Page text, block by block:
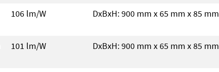
106 lm/W DxBxH: 900 mm x 65 mm x 85 mm
101 lm/W DxBxH: 900 mm x 65 mm x 85 mm